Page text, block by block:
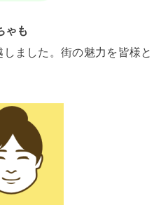
ゃも
ました。街の魅力を皆様と